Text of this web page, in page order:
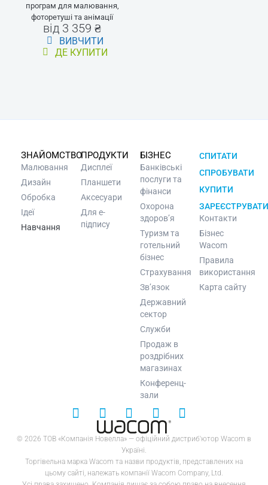
програм для малювання,
фоторетуші та анімації
від 3 359 ₴
ВИВЧИТИ
ДЕ КУПИТИ
ЗНАЙОМСТВО
Малювання
Дизайн
Обробка
Ідеї
Навчання
ПРОДУКТИ
Дисплеї
Планшети
Аксесуари
Для e-
підпису
БІЗНЕС
Банківські
послуги та
фінанси
Охорона
здоров’я
Туризм та
готельний
бізнес
Страхування
Зв’язок
Державний
сектор
Служби
Продаж в
роздрібних
магазинах
Конференц-
зали
СПИТАТИ
СПРОБУВАТИ
КУПИТИ
Контакти
Бізнес
Wacom
Правила
використання
Карта сайту
© 2026 ТОВ «Компанія Новелла» — офіційний дистриб'ютор Wacom в
Україні.
Торгівельна марка Wacom та назви продуктів, представлених на
цьому сайті, належать компанії Wacom Company, Ltd.